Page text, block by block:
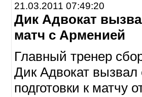
21.03.2011 07:49:20
Дик Адвокат
матч с Арменией
Главный тренер
Дик Адвокат вызвал
подготовки к матчу